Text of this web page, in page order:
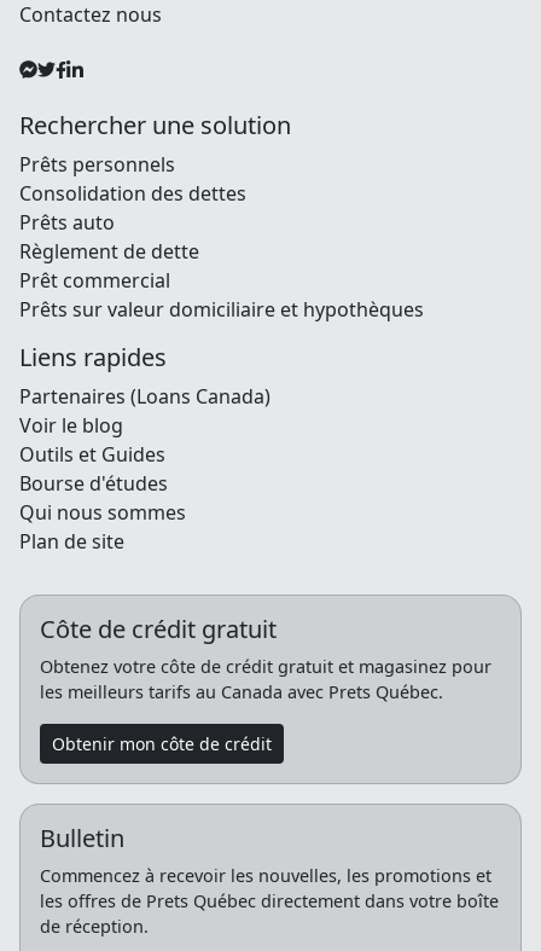
Contactez nous
Rechercher une solution
Prêts personnels
Consolidation des dettes
Prêts auto
Règlement de dette
Prêt commercial
Prêts sur valeur domiciliaire et hypothèques
Liens rapides
Partenaires (Loans Canada)
Voir le blog
Outils et Guides
Bourse d'études
Qui nous sommes
Plan de site
Côte de crédit gratuit
Obtenez votre côte de crédit gratuit et magasinez pour
les meilleurs tarifs au Canada avec Prets Québec.
Obtenir mon côte de crédit
Bulletin
Commencez à recevoir les nouvelles, les promotions et
les offres de Prets Québec directement dans votre boîte
de réception.